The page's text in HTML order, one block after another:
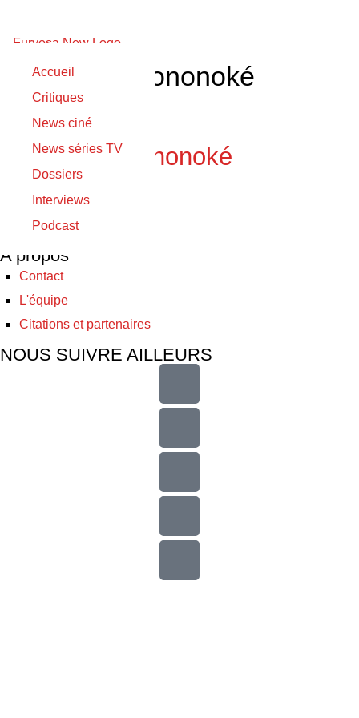
Accueil
Critiques
News ciné
News séries TV
Dossiers
Interviews
Podcast
Princesse Mononoké
26/08/2018
26/08/2018
Princesse Mononoké
A propos
Contact
L'équipe
Citations et partenaires
NOUS SUIVRE AILLEURS